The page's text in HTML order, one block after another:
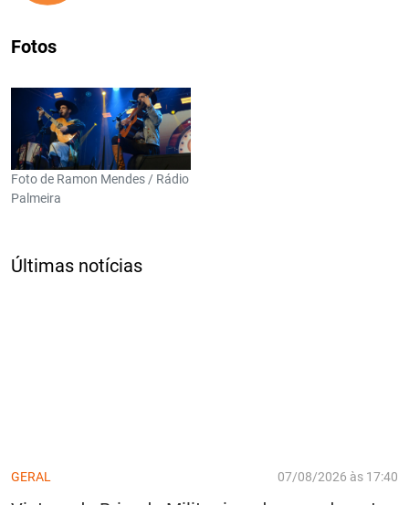
Fotos
Foto de Ramon Mendes / Rádio
Palmeira
Últimas notícias
GERAL 07/08/2026 às 17:40